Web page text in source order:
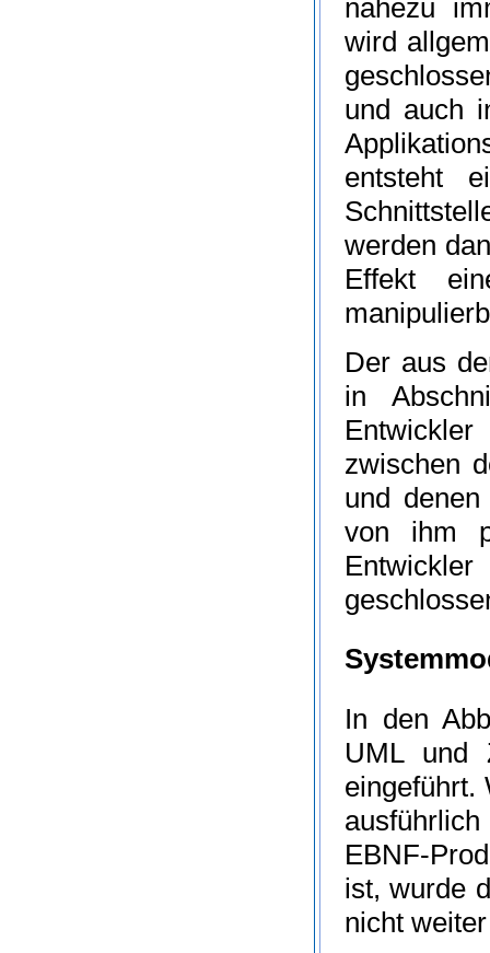
nahezu
wird
und auch
entsteht
werden
Effekt
Der aus
in
zwischen
und
von ihm
In den
UMLund
eingeführt.
EBNF-
ist, wurde
nicht